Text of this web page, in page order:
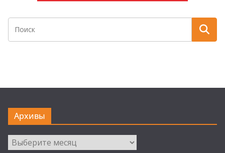
Архивы
Архивы